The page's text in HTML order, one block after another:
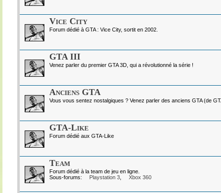
Vice City
Forum dédié à GTA : Vice City, sortit en 2002.
GTA III
Venez parler du premier GTA 3D, qui a révolutionné la série !
Anciens GTA
Vous vous sentez nostalgiques ? Venez parler des anciens GTA (de
GTA-Like
Forum dédié aux GTA-Like
Team
Forum dédié à la team de jeu en ligne.
Sous-forums:
Playstation 3, Xbox 360